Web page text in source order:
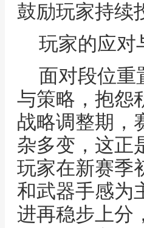
鼓励玩家持续
玩家的应对
面对段位重
与策略，抱怨
战略调整期，
杂多变，这正
玩家在新赛季
和武器手感为
进再稳步上分